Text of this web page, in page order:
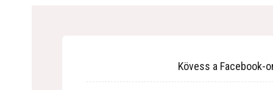
Kövess a Facebook-